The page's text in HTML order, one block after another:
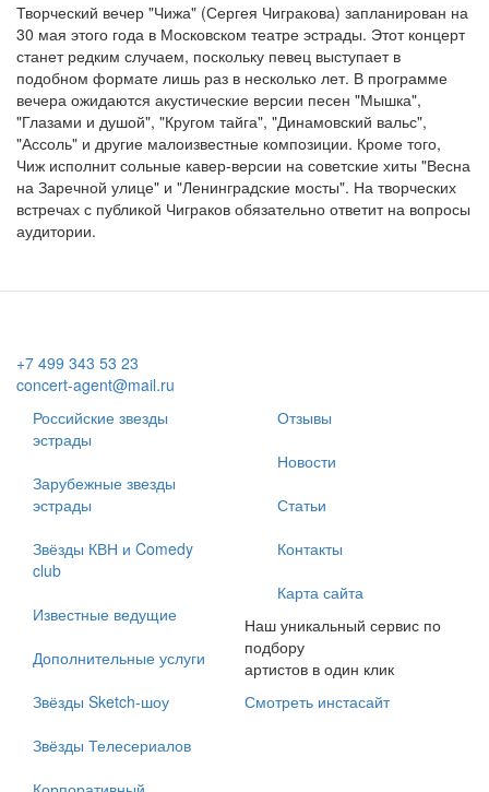
Творческий вечер "Чижа" (Сергея Чигракова) запланирован на
30 мая этого года в Московском театре эстрады. Этот концерт
станет редким случаем, поскольку певец выступает в
подобном формате лишь раз в несколько лет. В программе
вечера ожидаются акустические версии песен "Мышка",
"Глазами и душой", "Кругом тайга", "Динамовский вальс",
"Ассоль" и другие малоизвестные композиции. Кроме того,
Чиж исполнит сольные кавер-версии на советские хиты "Весна
на Заречной улице" и "Ленинградские мосты". На творческих
встречах с публикой Чиграков обязательно ответит на вопросы
аудитории.
+7 499 343 53 23
concert-agent@mail.ru
Российские звезды
эстрады
Зарубежные звезды
эстрады
Звёзды КВН и Comedy
club
Известные ведущие
Дополнительные услуги
Звёзды Sketch-шоу
Звёзды Телесериалов
Отзывы
Новости
Статьи
Контакты
Карта сайта
Наш уникальный сервис по
подбору
артистов в один клик
Смотреть инстасайт